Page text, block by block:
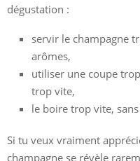
dégustation :
servir le champagne
arômes,
utiliser une coupe
trop vite,
le boire trop vite,
Si tu veux vraiment
champagne se révèle